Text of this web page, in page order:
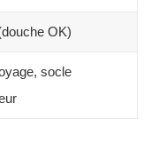
OK)
socle